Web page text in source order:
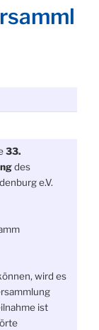
33.
des
e.V.
wird es
ist